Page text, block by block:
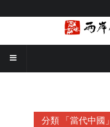
分類 「當代中國」